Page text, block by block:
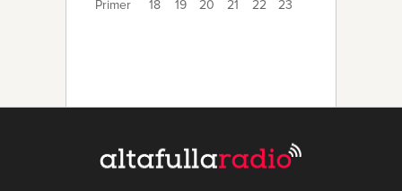
Primer 18 19 20 21 22 23
32 33 34 35 36 Últim